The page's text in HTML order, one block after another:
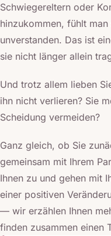
Schwiegereltern oder
hinzukommen, fühlt
unverstanden. Das ist
sie nicht länger allein
Und trotz allem lieben
ihn nicht verlieren? Sie
Scheidung vermeiden?
Ganz gleich, ob Sie
gemeinsam mit Ihrem
Ihnen zu und gehen mit
einer positiven
— wir erzählen Ihnen
finden zusammen einen